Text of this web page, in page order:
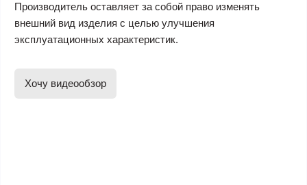
Производитель оставляет за собой право изменять
внешний вид изделия с целью улучшения
эксплуатационных характеристик.
Хочу видеообзор